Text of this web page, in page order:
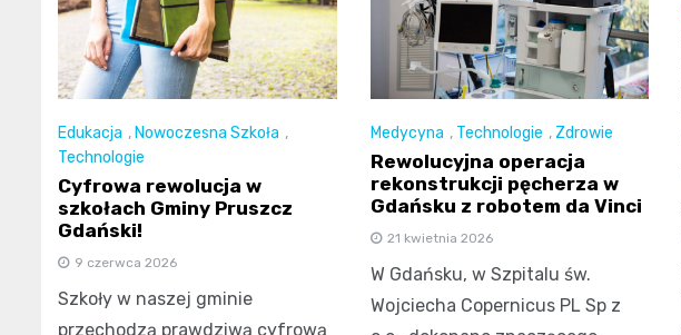
Edukacja , Nowoczesna Szkoła ,
Technologie
Cyfrowa rewolucja w
szkołach Gminy Pruszcz
Gdański!
9 czerwca 2026
Szkoły w naszej gminie
przechodzą prawdziwą cyfrową
Medycyna , Technologie , Zdrowie
Rewolucyjna operacja
rekonstrukcji pęcherza w
Gdańsku z robotem da Vinci
21 kwietnia 2026
W Gdańsku, w Szpitalu św.
Wojciecha Copernicus PL Sp z